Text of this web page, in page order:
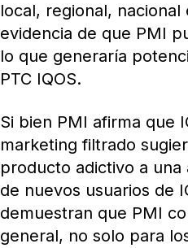
local, regional,
evidencia de que PMI
lo que generaría
PTC IQOS.
Si bien PMI afirma que
marketing filtrado
producto adictivo a una
de nuevos usuarios de
demuestran que PMI
general, no solo para